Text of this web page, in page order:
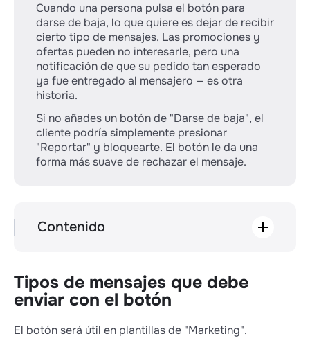
Cuando una persona pulsa el botón para
darse de baja, lo que quiere es dejar de recibir
cierto tipo de mensajes. Las promociones y
ofertas pueden no interesarle, pero una
notificación de que su pedido tan esperado
ya fue entregado al mensajero — es otra
historia.
Si no añades un botón de "Darse de baja", el
cliente podría simplemente presionar
"Reportar" y bloquearte. El botón le da una
forma más suave de rechazar el mensaje.
Contenido
Cómo añadir un botón al mensaje
Cómo responder a los mensajes de baja
Tipos de mensajes que debe
enviar con el botón
El botón será útil en plantillas de "Marketing".